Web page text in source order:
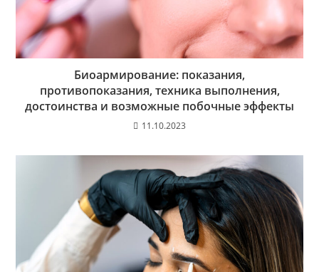
Биоармирование: показания,
противопоказания, техника выполнения,
достоинства и возможные побочные эффекты
11.10.2023